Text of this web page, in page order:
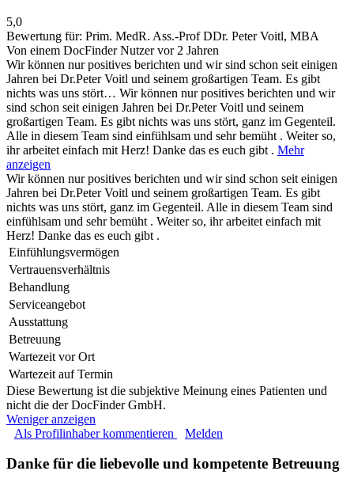
5,0
Bewertung für: Prim. MedR. Ass.-Prof DDr. Peter Voitl, MBA
Von einem DocFinder Nutzervor 2 Jahren
Wir können nur positives berichten und wir sind schon seit einigen
Jahren bei Dr.Peter Voitl und seinem großartigen Team. Es gibt
nichts was uns stört… Wir können nur positives berichten und wir
sind schon seit einigen Jahren bei Dr.Peter Voitl und seinem
großartigen Team. Es gibt nichts was uns stört, ganz im Gegenteil.
Alle in diesem Team sind einfühlsam und sehr bemüht . Weiter so,
ihr arbeitet einfach mit Herz! Danke das es euch gibt . Mehr
anzeigen
Wir können nur positives berichten und wir sind schon seit einigen
Jahren bei Dr.Peter Voitl und seinem großartigen Team. Es gibt
nichts was uns stört, ganz im Gegenteil. Alle in diesem Team sind
einfühlsam und sehr bemüht . Weiter so, ihr arbeitet einfach mit
Herz! Danke das es euch gibt .
Einfühlungsvermögen
Vertrauensverhältnis
Behandlung
Serviceangebot
Ausstattung
Betreuung
Wartezeit vor Ort
Wartezeit auf Termin
Diese Bewertung ist die subjektive Meinung eines Patienten und
nicht die der DocFinder GmbH.
Weniger anzeigen
Als Profilinhaber kommentieren
Melden
Danke für die liebevolle und kompetente Betreuung